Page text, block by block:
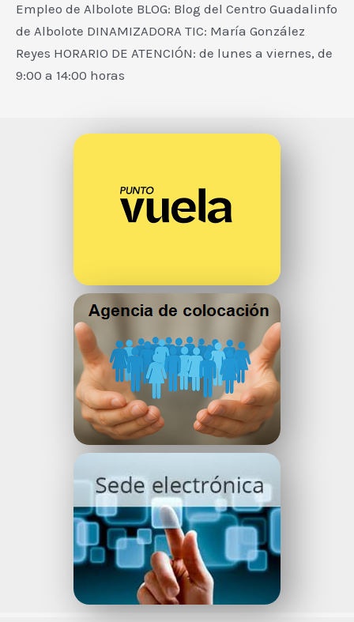
Empleo de Albolote BLOG: Blog del Centro Guadalinfo
de Albolote DINAMIZADORA TIC: María González
Reyes HORARIO DE ATENCIÓN: de lunes a viernes, de
9:00 a 14:00 horas